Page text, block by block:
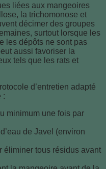
liées aux mangeoires
la trichomonose et
décimer des groupes
surtout lorsque les
les dépôts ne sont pas
aussi favoriser la
tels que les rats et
d’entretien adapté
:
minimum une fois par
de Javel (environ
éliminer tous résidus avant